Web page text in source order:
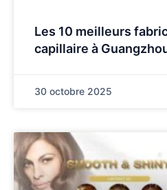
Les 10 meilleurs
capillaire à
30 octobre 2025